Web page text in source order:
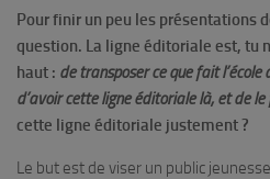
Pour finir un peu les présentations
question. La ligne éditoriale est, tu
haut : de transposer ce que fait l’école
d’avoir cette ligne éditoriale là, et de
cette ligne éditoriale justement ?
Le but est de viser un public